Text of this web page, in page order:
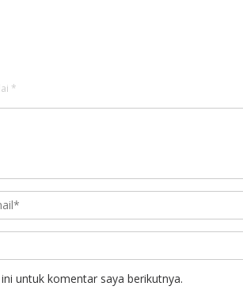
*
untuk komentar saya berikutnya.